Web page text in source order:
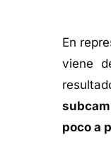
En
viene
poco a